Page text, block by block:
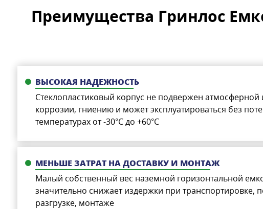
Преимущества Гринлос
ВЫСОКАЯ НАДЕЖНОСТЬ
Стеклопластиковый корпус не подвержен атмосферной
коррозии, гниению и может эксплуатироваться без
температурах от -30°C до +60°C
МЕНЬШЕ ЗАТРАТ НА ДОСТАВКУ И МОНТАЖ
Малый собственный вес наземной горизонтальной
значительно снижает издержки при транспортировке,
разгрузке, монтаже